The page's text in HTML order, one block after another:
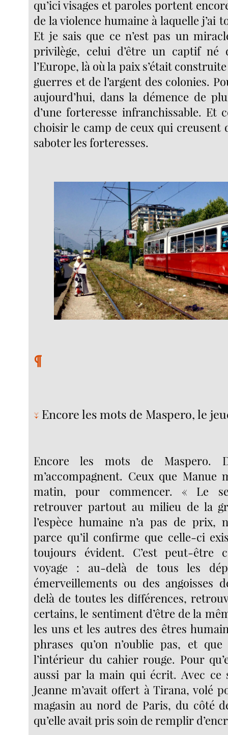
qu’ici visages et paroles portent
de la violence humaine à laquelle j’ai
Et je sais que ce n’est pas un
privilège, celui d’être un captif né
l’Europe, là où la paix s’était
guerres et de l’argent des colonies.
aujourd’hui, dans la démence de
d’une forteresse infranchissable. Et
choisir le camp de ceux qui creusent
saboter les forteresses.
¶
↓ Encore les mots de Maspero, le
Encore les mots de Maspero.
m’accompagnent. Ceux que Manue
matin, pour commencer. « Le
retrouver partout au milieu de la
l’espèce humaine n’a pas de prix,
parce qu’il confirme que celle-ci
toujours évident. C’est peut-être
voyage : au-delà de tous les
émerveillements ou des angoisses
delà de toutes les différences,
certains, le sentiment d’être de la
les uns et les autres des êtres
phrases qu’on n’oublie pas, et
l’intérieur du cahier rouge. Pour
aussi par la main qui écrit. Avec ce
Jeanne m’avait offert à Tirana, volé
magasin au nord de Paris, du côté
qu’elle avait pris soin de remplir